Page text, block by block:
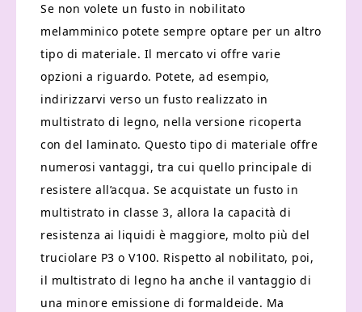
Se non volete un fusto in nobilitato
melamminico potete sempre optare per un altro
tipo di materiale. Il mercato vi offre varie
opzioni a riguardo. Potete, ad esempio,
indirizzarvi verso un fusto realizzato in
multistrato di legno, nella versione ricoperta
con del laminato. Questo tipo di materiale offre
numerosi vantaggi, tra cui quello principale di
resistere all’acqua. Se acquistate un fusto in
multistrato in classe 3, allora la capacità di
resistenza ai liquidi è maggiore, molto più del
truciolare P3 o V100. Rispetto al nobilitato, poi,
il multistrato di legno ha anche il vantaggio di
una minore emissione di formaldeide. Ma